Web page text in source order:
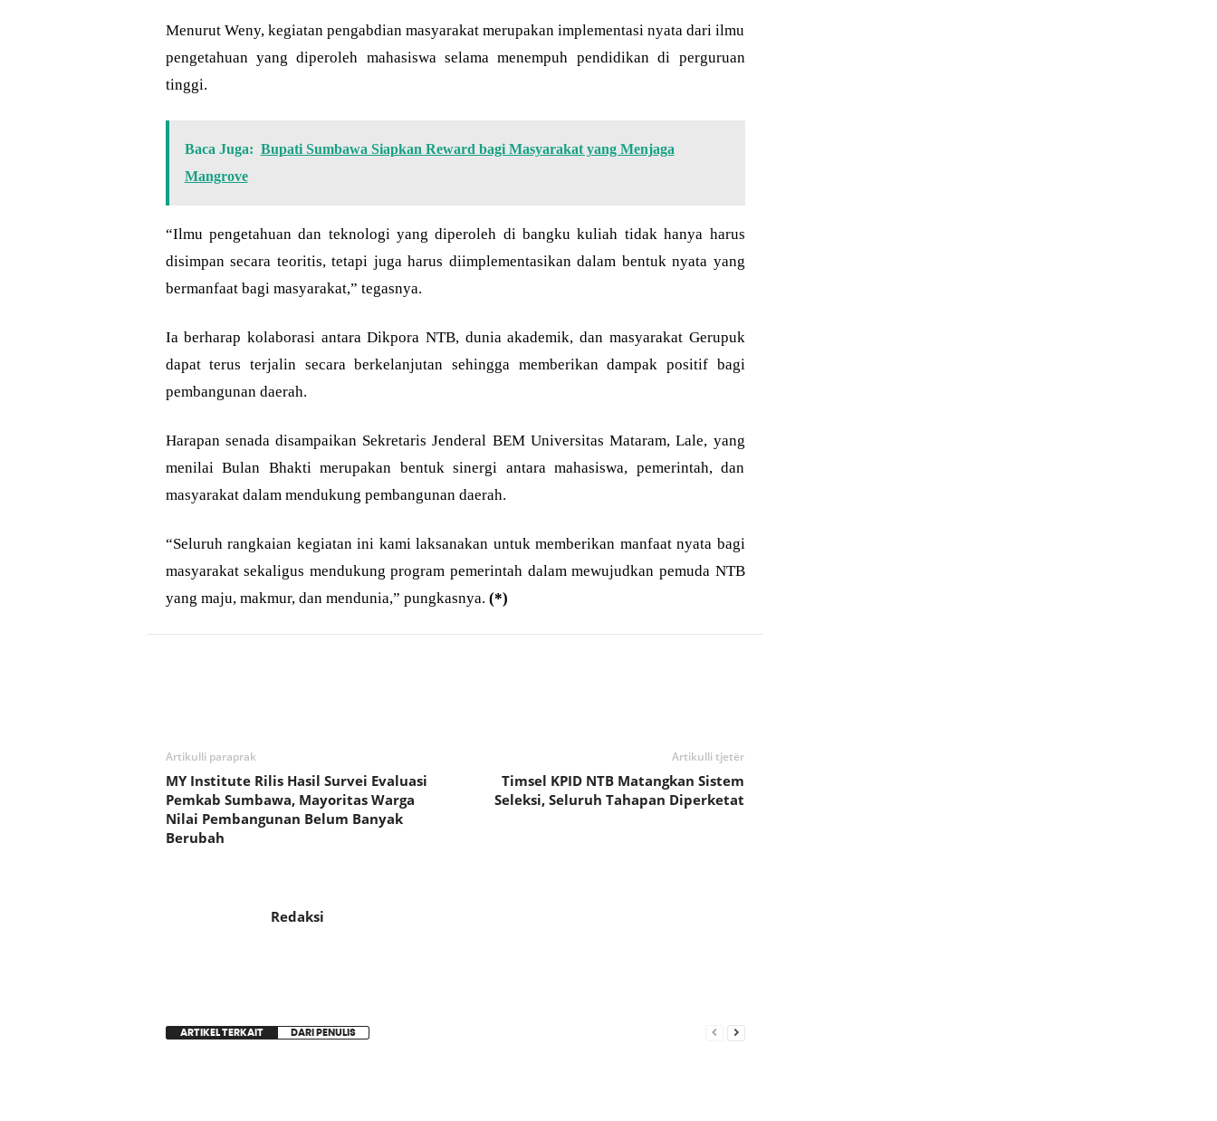
Menurut Weny, kegiatan pengabdian masyarakat merupakan implementasi nyata dari ilmu
pengetahuan yang diperoleh mahasiswa selama menempuh pendidikan di perguruan
tinggi.
Baca Juga: Bupati Sumbawa Siapkan Reward bagi Masyarakat yang Menjaga
Mangrove
“Ilmu pengetahuan dan teknologi yang diperoleh di bangku kuliah tidak hanya harus
disimpan secara teoritis, tetapi juga harus diimplementasikan dalam bentuk nyata yang
bermanfaat bagi masyarakat,” tegasnya.
Ia berharap kolaborasi antara Dikpora NTB, dunia akademik, dan masyarakat Gerupuk
dapat terus terjalin secara berkelanjutan sehingga memberikan dampak positif bagi
pembangunan daerah.
Harapan senada disampaikan Sekretaris Jenderal BEM Universitas Mataram, Lale, yang
menilai Bulan Bhakti merupakan bentuk sinergi antara mahasiswa, pemerintah, dan
masyarakat dalam mendukung pembangunan daerah.
“Seluruh rangkaian kegiatan ini kami laksanakan untuk memberikan manfaat nyata bagi
masyarakat sekaligus mendukung program pemerintah dalam mewujudkan pemuda NTB
yang maju, makmur, dan mendunia,” pungkasnya. (*)
Artikulli paraprak
MY Institute Rilis Hasil Survei Evaluasi
Pemkab Sumbawa, Mayoritas Warga
Nilai Pembangunan Belum Banyak
Berubah
Artikulli tjetër
Timsel KPID NTB Matangkan Sistem
Seleksi, Seluruh Tahapan Diperketat
Redaksi
ARTIKEL TERKAIT DARI PENULIS